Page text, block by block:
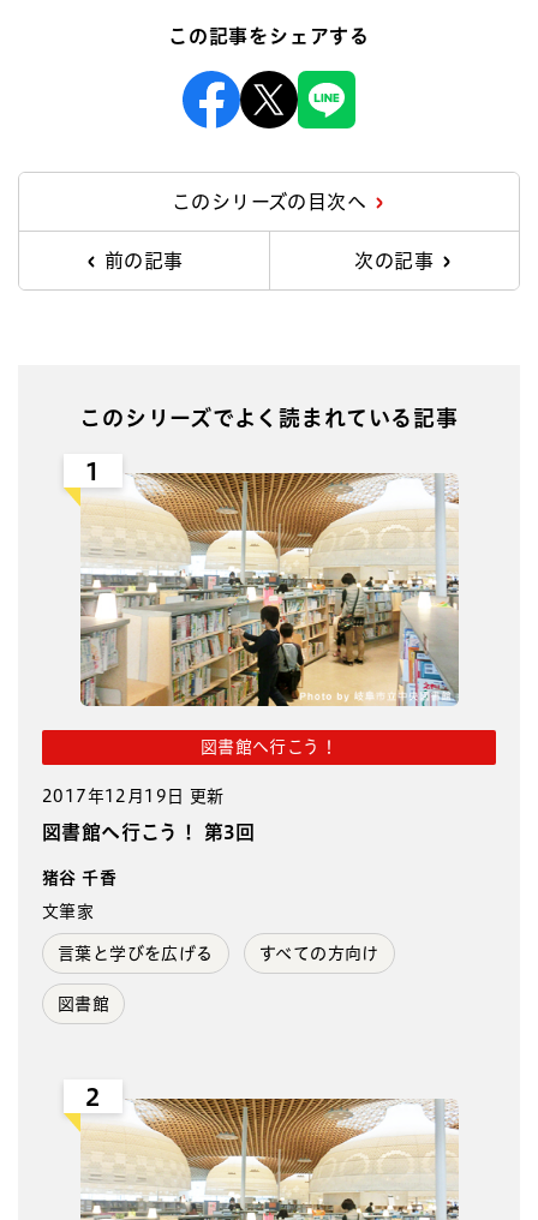
この記事をシェアする
このシリーズの目次へ
前の記事 次の記事
このシリーズでよく読まれている記事
1
図書館へ行こう！
2017年12月19日 更新
図書館へ行こう！ 第3回
猪谷 千香
文筆家
言葉と学びを広げる すべての方向け
図書館
2